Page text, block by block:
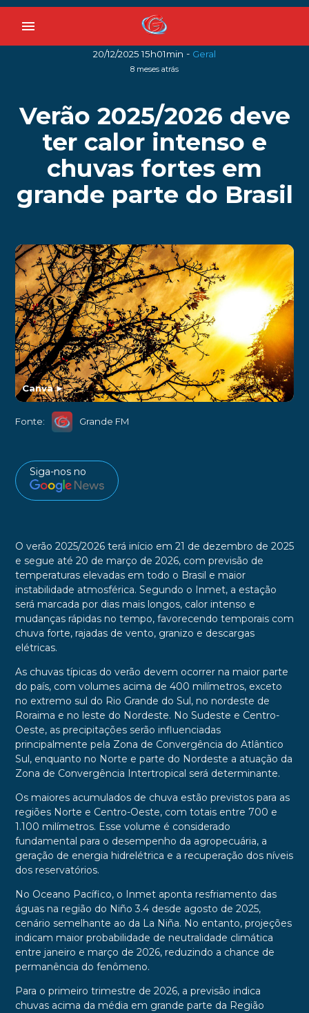
menu
20/12/2025 15h01min - Geral
8 meses atrás
Verão 2025/2026 deve
ter calor intenso e
chuvas fortes em
grande parte do Brasil
Canva►
Fonte: Grande FM
Siga-nos no
O verão 2025/2026 terá início em 21 de dezembro de 2025
e segue até 20 de março de 2026, com previsão de
temperaturas elevadas em todo o Brasil e maior
instabilidade atmosférica. Segundo o Inmet, a estação
será marcada por dias mais longos, calor intenso e
mudanças rápidas no tempo, favorecendo temporais com
chuva forte, rajadas de vento, granizo e descargas
elétricas.
As chuvas típicas do verão devem ocorrer na maior parte
do país, com volumes acima de 400 milímetros, exceto
no extremo sul do Rio Grande do Sul, no nordeste de
Roraima e no leste do Nordeste. No Sudeste e Centro-
Oeste, as precipitações serão influenciadas
principalmente pela Zona de Convergência do Atlântico
Sul, enquanto no Norte e parte do Nordeste a atuação da
Zona de Convergência Intertropical será determinante.
Os maiores acumulados de chuva estão previstos para as
regiões Norte e Centro-Oeste, com totais entre 700 e
1.100 milímetros. Esse volume é considerado
fundamental para o desempenho da agropecuária, a
geração de energia hidrelétrica e a recuperação dos níveis
dos reservatórios.
No Oceano Pacífico, o Inmet aponta resfriamento das
águas na região do Niño 3.4 desde agosto de 2025,
cenário semelhante ao da La Niña. No entanto, projeções
indicam maior probabilidade de neutralidade climática
entre janeiro e março de 2026, reduzindo a chance de
permanência do fenômeno.
Para o primeiro trimestre de 2026, a previsão indica
chuvas acima da média em grande parte da Região